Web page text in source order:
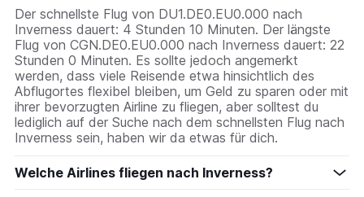
Der schnellste Flug von DU1.DE0.EU0.000 nach
Inverness dauert: 4 Stunden 10 Minuten. Der längste
Flug von CGN.DE0.EU0.000 nach Inverness dauert: 22
Stunden 0 Minuten. Es sollte jedoch angemerkt
werden, dass viele Reisende etwa hinsichtlich des
Abflugortes flexibel bleiben, um Geld zu sparen oder mit
ihrer bevorzugten Airline zu fliegen, aber solltest du
lediglich auf der Suche nach dem schnellsten Flug nach
Inverness sein, haben wir da etwas für dich.
Welche Airlines fliegen nach Inverness?